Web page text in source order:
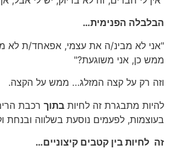
הבלבלה הפנימית…
"אני לא מבינ/ה את עצמי, אפאחד/ת לא
ממש כן, אני משוגעת?"
וזה רק על קצה המזלג… ממש על הקצה.
להיות מתבגרת זה לחיות בתוך רכבת
בעוצמות, לפעמים נוסעת בשלווה ובנחת
זה לחיות בין קטבים קיצוניים…